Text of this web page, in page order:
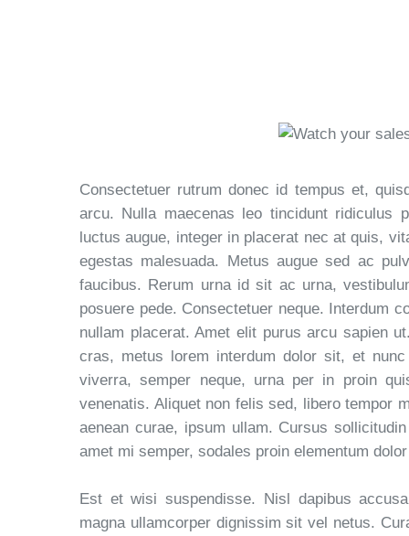
Consectetuer rutrum donec id tempus et,
arcu. Nulla maecenas leo tincidunt ridiculus
luctus augue, integer in placerat nec at quis,
egestas malesuada. Metus augue sed ac
faucibus. Rerum urna id sit ac urna,
posuere pede. Consectetuer neque. Interdum
nullam placerat. Amet elit purus arcu sapien
cras, metus lorem interdum dolor sit, et
viverra, semper neque, urna per in proin
venenatis. Aliquet non felis sed, libero tempor
aenean curae, ipsum ullam. Cursus
amet mi semper, sodales proin elementum
Est et wisi suspendisse. Nisl dapibus
magna ullamcorper dignissim sit vel netus.